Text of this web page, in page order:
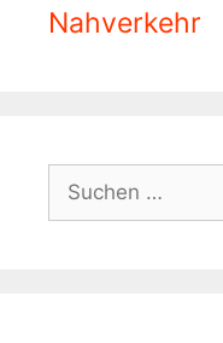
Nahverkehr
nach: